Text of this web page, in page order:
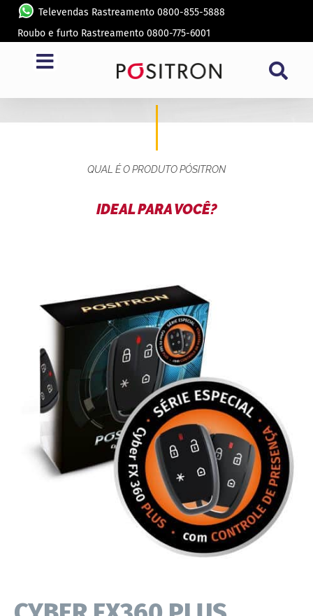
Televendas Rastreamento 0800-855-5888
Roubo e furto Rastreamento 0800-775-6001
CENTRAL MULTIMIDIA SP8340TH
QUAL É O PRODUTO PÓSITRON
IDEAL PARA VOCÊ?